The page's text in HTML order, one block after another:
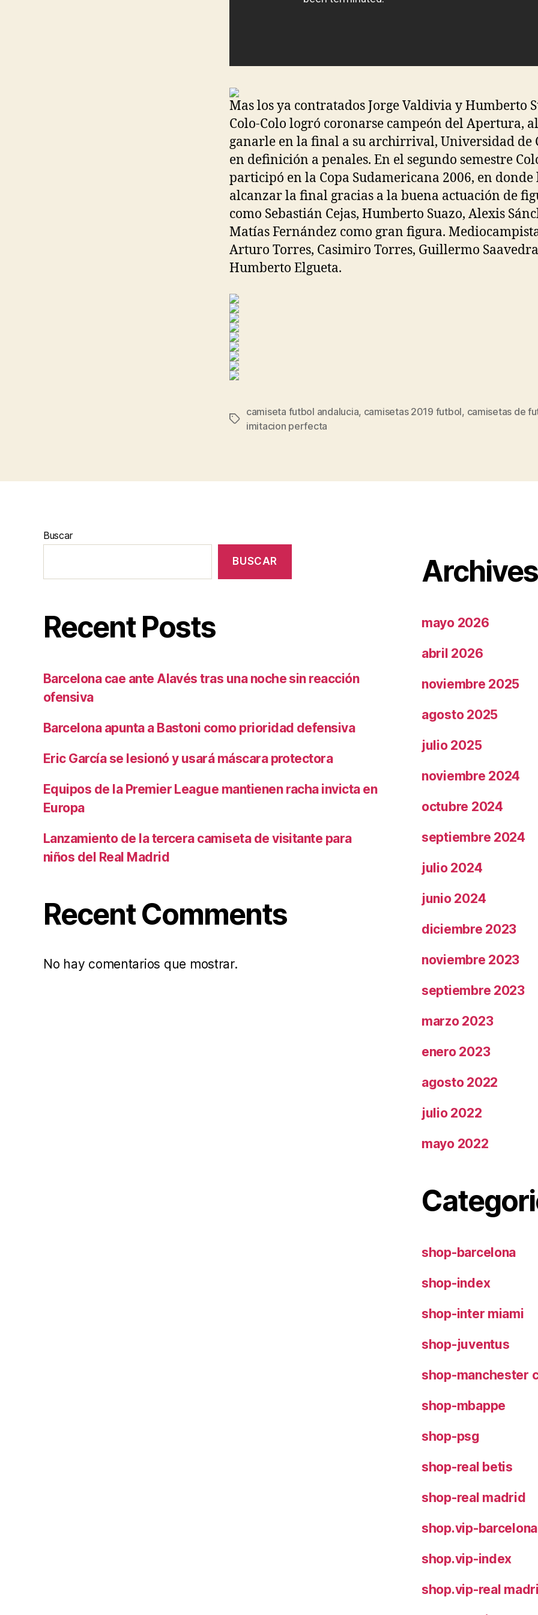
Mas los ya contratados Jorge Valdivia y Humberto
Colo-Colo logró coronarse campeón del Apertura, al
ganarle en la final a su archirrival, Universidad de
en definición a penales. En el segundo semestre
participó en la Copa Sudamericana 2006, en donde
alcanzar la final gracias a la buena actuación de
como Sebastián Cejas, Humberto Suazo, Alexis
Matías Fernández como gran figura.
Arturo Torres, Casimiro Torres, Guillermo
Humberto Elgueta.
Etiquetas
camiseta futbol andalucia, camisetas 2019 futbol, camisetas de
imitacion perfecta
Buscar
BUSCAR
Recent Posts
Barcelona cae ante Alavés tras una noche sin reacción
ofensiva
Barcelona apunta a Bastoni como prioridad defensiva
Eric García se lesionó y usará máscara protectora
Equipos de la Premier League mantienen racha invicta en
Europa
Lanzamiento de la tercera camiseta de visitante para
niños del Real Madrid
Recent Comments
No hay comentarios que mostrar.
Archives
mayo 2026
abril 2026
noviembre 2025
agosto 2025
julio 2025
noviembre 2024
octubre 2024
septiembre 2024
julio 2024
junio 2024
diciembre 2023
noviembre 2023
septiembre 2023
marzo 2023
enero 2023
agosto 2022
julio 2022
mayo 2022
shop-barcelona
shop-index
shop-inter miami
shop-juventus
shop-manchester
shop-mbappe
shop-psg
shop-real betis
shop-real madrid
shop.vip-barcelona
shop.vip-index
shop.vip-real